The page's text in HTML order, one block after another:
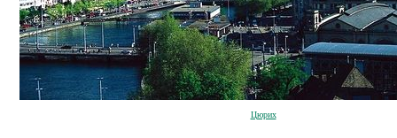
Цюрих